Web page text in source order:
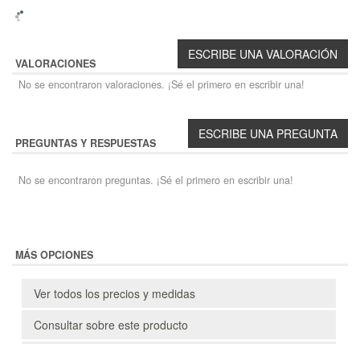
VALORACIONES
No se encontraron valoraciones. ¡Sé el primero en escribir una!
PREGUNTAS Y RESPUESTAS
No se encontraron preguntas. ¡Sé el primero en escribir una!
MÁS OPCIONES
Ver todos los precios y medidas
Consultar sobre este producto